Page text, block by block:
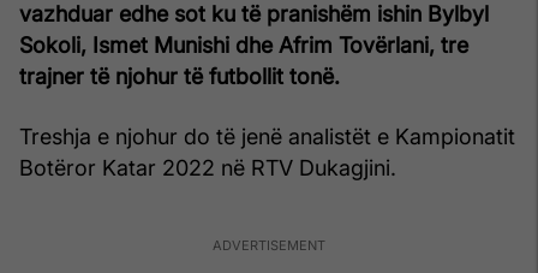
vazhduar edhe sot ku të pranishëm ishin Bylbyl
Sokoli, Ismet Munishi dhe Afrim Tovërlani, tre
trajner të njohur të futbollit tonë.
Treshja e njohur do të jenë analistët e Kampionatit
Botëror Katar 2022 në RTV Dukagjini.